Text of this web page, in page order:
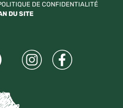
DE CONFIDENTIALITÉ
DU SITE